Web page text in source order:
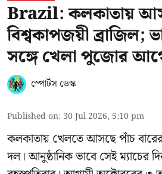
Brazil: কলকাতায়
বিশ্বকাপজয়ী ব্রাজিল;
সঙ্গে খেলা পুজোর
স্পোর্টস ডেস্ক
Published on: 30 Jul 2026, 5:10 pm
কলকাতায় খেলতে আসছে পাঁচ বারের
দল। আনুষ্ঠানিক ভাবে সেই ম্যাচের